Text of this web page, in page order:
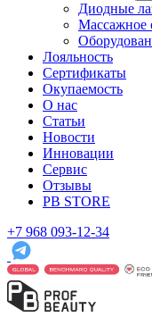
Диодные
Массажное
Лояльность
Сертификаты
Окупаемость
О нас
Статьи
Новости
Инновации
Сервис
Отзывы
PB STORE
+7 968 093-12-34